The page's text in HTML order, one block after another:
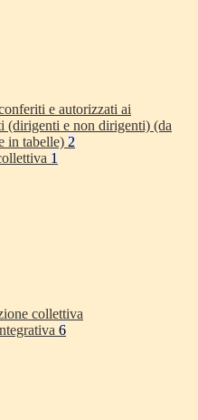
e autorizzati ai
(dirigenti e non dirigenti) (da
in tabelle) 2
1
collettiva
6